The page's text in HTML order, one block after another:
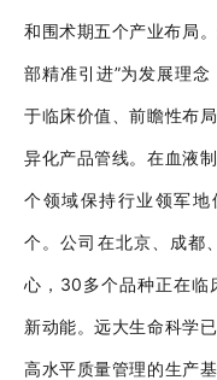
和围术期五个产业布局
部精准引进”为发展理
于临床价值、前瞻性布
异化产品管线。在血液
个领域保持行业领军
个。公司在北京、成都
心，30多个品种正在临
新动能。远大生命科学
高水平质量管理的生产